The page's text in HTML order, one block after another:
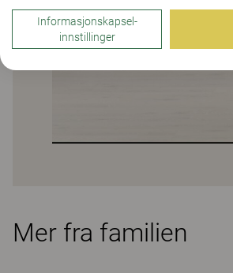
Mer fra familien
Informasjonskapsel-
innstillinger